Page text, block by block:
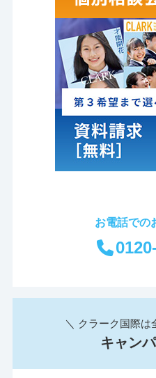
お電話での
＼ クラーク国際は
キャン